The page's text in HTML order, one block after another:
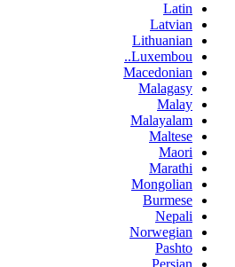
Latin
Latvian
Lithuanian
Luxembou..
Macedonian
Malagasy
Malay
Malayalam
Maltese
Maori
Marathi
Mongolian
Burmese
Nepali
Norwegian
Pashto